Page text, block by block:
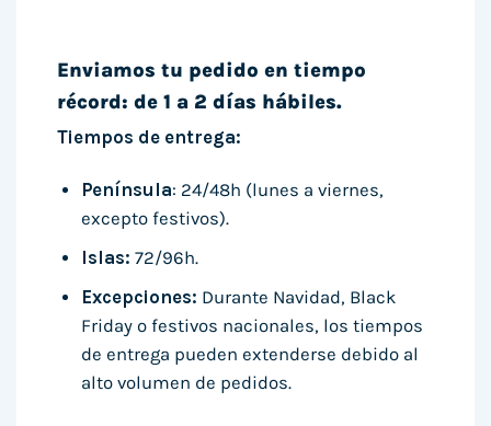
Enviamos tu pedido en tiempo
récord: de 1 a 2 días hábiles.
Tiempos de entrega:
Península: 24/48h (lunes a viernes,
excepto festivos).
Islas: 72/96h.
Excepciones: Durante Navidad, Black
Friday o festivos nacionales, los tiempos
de entrega pueden extenderse debido al
alto volumen de pedidos.